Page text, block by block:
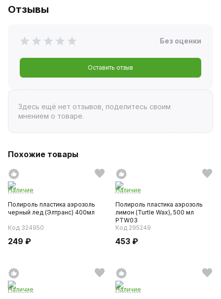
Отзывы
Без оценки
Оставить отзыв
Здесь ещё нет отзывов, поделитесь своим
мнением о товаре.
Похожие товары
Наличие
Полироль пластика аэрозоль
черный лед (Элтранс) 400мл
Код 324950
249 ₽
Наличие
Полироль пластика аэрозоль
лимон (Turtle Wax), 500 мл
PTW03
Код 295249
453 ₽
Наличие
Наличие